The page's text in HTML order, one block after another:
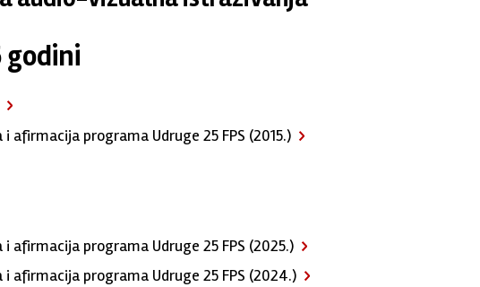
godini
afirmacija programa Udruge 25 FPS (2015.)
afirmacija programa Udruge 25 FPS (2025.)
afirmacija programa Udruge 25 FPS (2024.)